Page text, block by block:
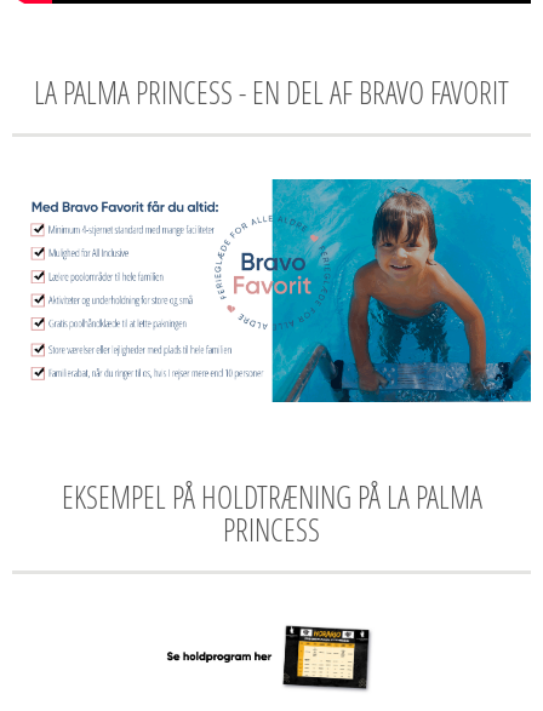
LA PALMA PRINCESS - EN DEL AF BRAVO FAVORIT
EKSEMPEL PÅ HOLDTRÆNING PÅ LA PALMA
PRINCESS